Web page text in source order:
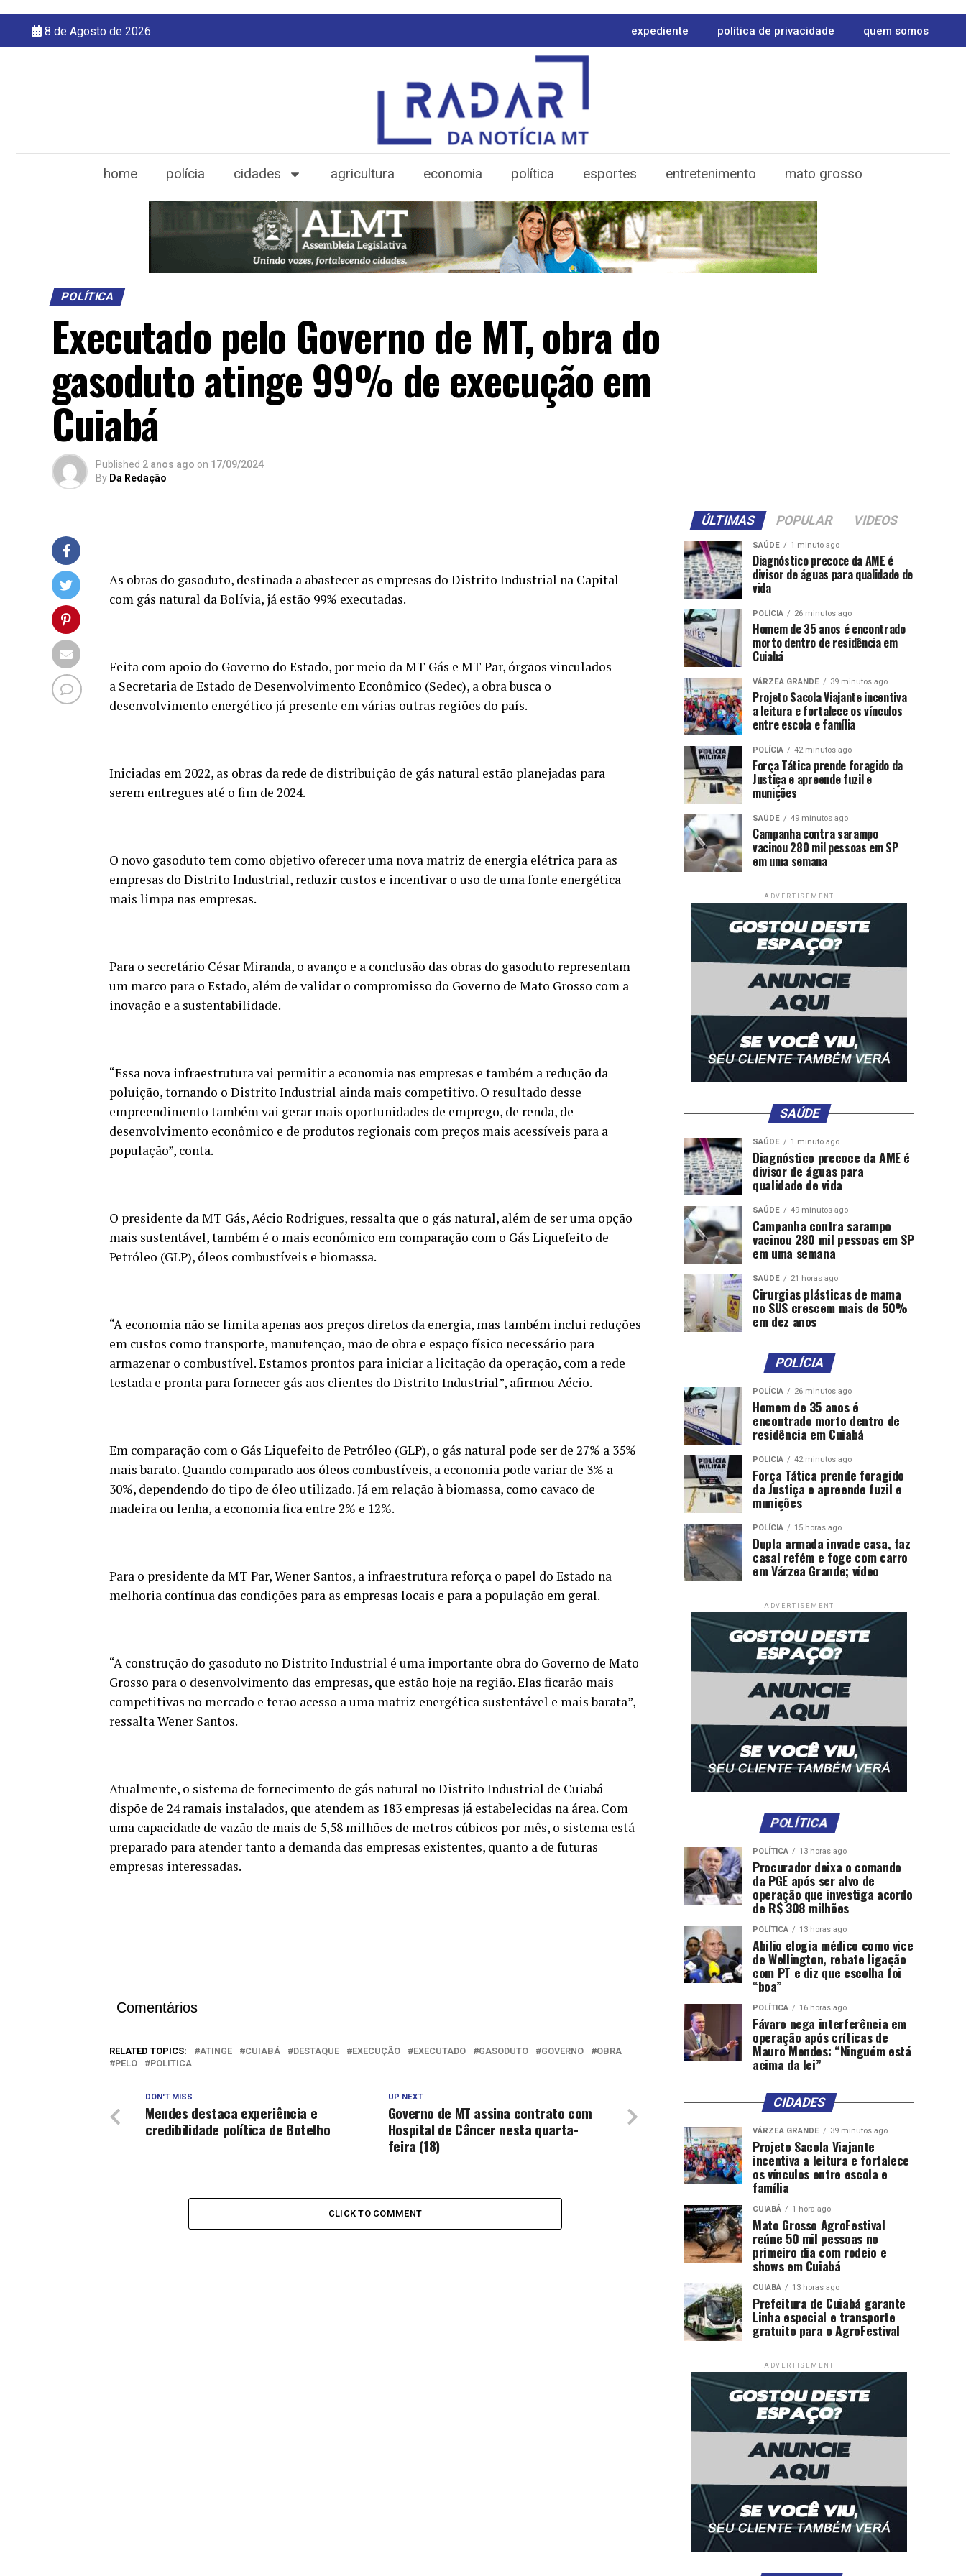
8 de Agosto de 2026 expediente política de privacidade quem somos
home polícia cidades agricultura economia política esportes entretenimento mato grosso
POLÍTICA
Executado pelo Governo de MT, obra do
gasoduto atinge 99% de execução em
Cuiabá
Published 2 anos ago on 17/09/2024
By Da Redação
As obras do gasoduto, destinada a abastecer as empresas do Distrito Industrial na Capital
com gás natural da Bolívia, já estão 99% executadas.
Feita com apoio do Governo do Estado, por meio da MT Gás e MT Par, órgãos vinculados
a Secretaria de Estado de Desenvolvimento Econômico (Sedec), a obra busca o
desenvolvimento energético já presente em várias outras regiões do país.
Iniciadas em 2022, as obras da rede de distribuição de gás natural estão planejadas para
serem entregues até o fim de 2024.
O novo gasoduto tem como objetivo oferecer uma nova matriz de energia elétrica para as
empresas do Distrito Industrial, reduzir custos e incentivar o uso de uma fonte energética
mais limpa nas empresas.
Para o secretário César Miranda, o avanço e a conclusão das obras do gasoduto representam
um marco para o Estado, além de validar o compromisso do Governo de Mato Grosso com a
inovação e a sustentabilidade.
“Essa nova infraestrutura vai permitir a economia nas empresas e também a redução da
poluição, tornando o Distrito Industrial ainda mais competitivo. O resultado desse
empreendimento também vai gerar mais oportunidades de emprego, de renda, de
desenvolvimento econômico e de produtos regionais com preços mais acessíveis para a
população”, conta.
O presidente da MT Gás, Aécio Rodrigues, ressalta que o gás natural, além de ser uma opção
mais sustentável, também é o mais econômico em comparação com o Gás Liquefeito de
Petróleo (GLP), óleos combustíveis e biomassa.
“A economia não se limita apenas aos preços diretos da energia, mas também inclui reduções
em custos como transporte, manutenção, mão de obra e espaço físico necessário para
armazenar o combustível. Estamos prontos para iniciar a licitação da operação, com a rede
testada e pronta para fornecer gás aos clientes do Distrito Industrial”, afirmou Aécio.
Em comparação com o Gás Liquefeito de Petróleo (GLP), o gás natural pode ser de 27% a 35%
mais barato. Quando comparado aos óleos combustíveis, a economia pode variar de 3% a
30%, dependendo do tipo de óleo utilizado. Já em relação à biomassa, como cavaco de
madeira ou lenha, a economia fica entre 2% e 12%.
Para o presidente da MT Par, Wener Santos, a infraestrutura reforça o papel do Estado na
melhoria contínua das condições para as empresas locais e para a população em geral.
“A construção do gasoduto no Distrito Industrial é uma importante obra do Governo de Mato
Grosso para o desenvolvimento das empresas, que estão hoje na região. Elas ficarão mais
competitivas no mercado e terão acesso a uma matriz energética sustentável e mais barata”,
ressalta Wener Santos.
Atualmente, o sistema de fornecimento de gás natural no Distrito Industrial de Cuiabá
dispõe de 24 ramais instalados, que atendem as 183 empresas já estabelecidas na área. Com
uma capacidade de vazão de mais de 5,58 milhões de metros cúbicos por mês, o sistema está
preparado para atender tanto a demanda das empresas existentes, quanto a de futuras
empresas interessadas.
Comentários
RELATED TOPICS: ATINGE CUIABÁ DESTAQUE EXECUÇÃO EXECUTADO GASODUTO GOVERNO
OBRA
PELO
POLITICA
UP NEXT
Governo de MT assina contrato com
Hospital de Câncer nesta quarta-
feira (18)
DON'T MISS
Mendes destaca experiência e
credibilidade política de Botelho
CLICK TO COMMENT
ÚLTIMAS POPULAR VIDEOS
SAÚDE 1 minuto ago
Diagnóstico precoce da AME é
divisor de águas para qualidade de
vida
POLÍCIA 26 minutos ago
Homem de 35 anos é encontrado
morto dentro de residência em
Cuiabá
VÁRZEA GRANDE 39 minutos ago
Projeto Sacola Viajante incentiva
a leitura e fortalece os vínculos
entre escola e família
POLÍCIA 42 minutos ago
Força Tática prende foragido da
Justiça e apreende fuzil e
munições
SAÚDE 49 minutos ago
Campanha contra sarampo
vacinou 280 mil pessoas em SP
em uma semana
ADVERTISEMENT
SAÚDE
SAÚDE 1 minuto ago
Diagnóstico precoce da AME é
divisor de águas para
qualidade de vida
SAÚDE 49 minutos ago
Campanha contra sarampo
vacinou 280 mil pessoas em SP
em uma semana
SAÚDE 21 horas ago
Cirurgias plásticas de mama
no SUS crescem mais de 50%
em dez anos
POLÍCIA
POLÍCIA 26 minutos ago
Homem de 35 anos é
encontrado morto dentro de
residência em Cuiabá
POLÍCIA 42 minutos ago
Força Tática prende foragido
da Justiça e apreende fuzil e
munições
POLÍCIA 15 horas ago
Dupla armada invade casa, faz
casal refém e foge com carro
em Várzea Grande; vídeo
ADVERTISEMENT
POLÍTICA
POLÍTICA 13 horas ago
Procurador deixa o comando
da PGE após ser alvo de
operação que investiga acordo
de R$ 308 milhões
POLÍTICA 13 horas ago
Abilio elogia médico como vice
de Wellington, rebate ligação
com PT e diz que escolha foi
“boa”
POLÍTICA 16 horas ago
Fávaro nega interferência em
operação após críticas de
Mauro Mendes: “Ninguém está
acima da lei”
CIDADES
VÁRZEA GRANDE 39 minutos ago
Projeto Sacola Viajante
incentiva a leitura e fortalece
os vínculos entre escola e
família
CUIABÁ 1 hora ago
Mato Grosso AgroFestival
reúne 50 mil pessoas no
primeiro dia com rodeio e
shows em Cuiabá
CUIABÁ 13 horas ago
Prefeitura de Cuiabá garante
Linha especial e transporte
gratuito para o AgroFestival
ADVERTISEMENT